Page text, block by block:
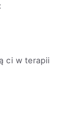
ci w terapii